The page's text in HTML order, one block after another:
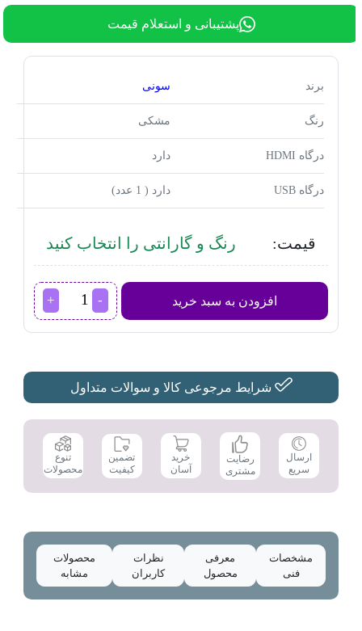
پشتیبانی و استعلام قیمت
برند سونی
رنگ مشکی
درگاه HDMI دارد
درگاه USB دارد ( 1 عدد)
قیمت: رنگ و گارانتی را انتخاب کنید
افزودن به سبد خرید
سیستم
صوتی
عدد
شرایط مرجوعی کالا و سوالات متداول
ارسال
سریع
رضایت
مشتری
خرید
آسان
تضمین
کیفیت
تنوع
محصولات
مشخصات
فنی
معرفی
محصول
نظرات
کاربران
محصولات
مشابه